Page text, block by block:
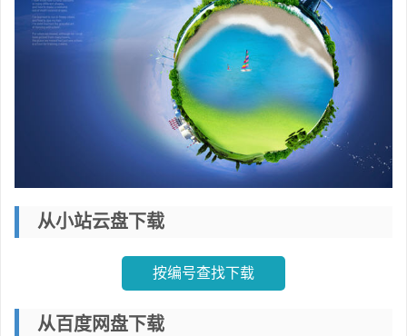
从小站云盘下载
按编号查找下载
从百度网盘下载